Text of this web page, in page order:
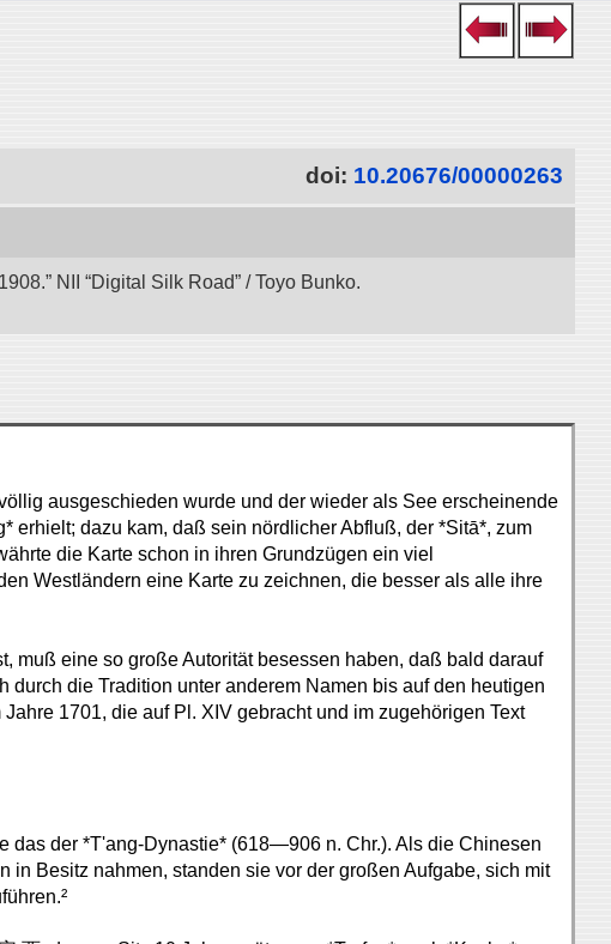
doi: 10.20676/00000263
NII “Digital Silk Road” / Toyo Bunko.
ausgeschieden wurde und der wieder als See erscheinende
erhielt; dazu kam, daß sein nördlicher Abfluß, der *Sitā*, zum
die Karte schon in ihren Grundzügen ein viel
Westländern eine Karte zu zeichnen, die besser als alle ihre
muß eine so große Autorität besessen haben, daß bald darauf
die Tradition unter anderem Namen bis auf den heutigen
1701, die auf Pl. XIV gebracht und im zugehörigen Text
das der *T'ang-Dynastie* (618—906 n. Chr.). Als die Chinesen
in Besitz nahmen, standen sie vor der großen Aufgabe, sich mit